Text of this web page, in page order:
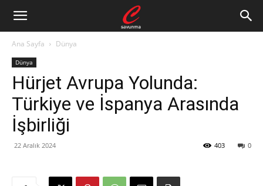
Ana Sayfa Dünya
Dünya
Hürjet Avrupa Yolunda:
Türkiye ve İspanya Arasında
İşbirliği
22 Aralık 2024 0
403